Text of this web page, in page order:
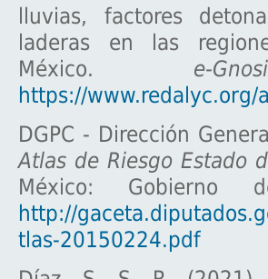
lluvias, factores
laderas en las
México. e-
https://
DGPC - Dirección
Atlas de Riesgo Estado
México: Gobierno
http://
tlas-20150224.pdf